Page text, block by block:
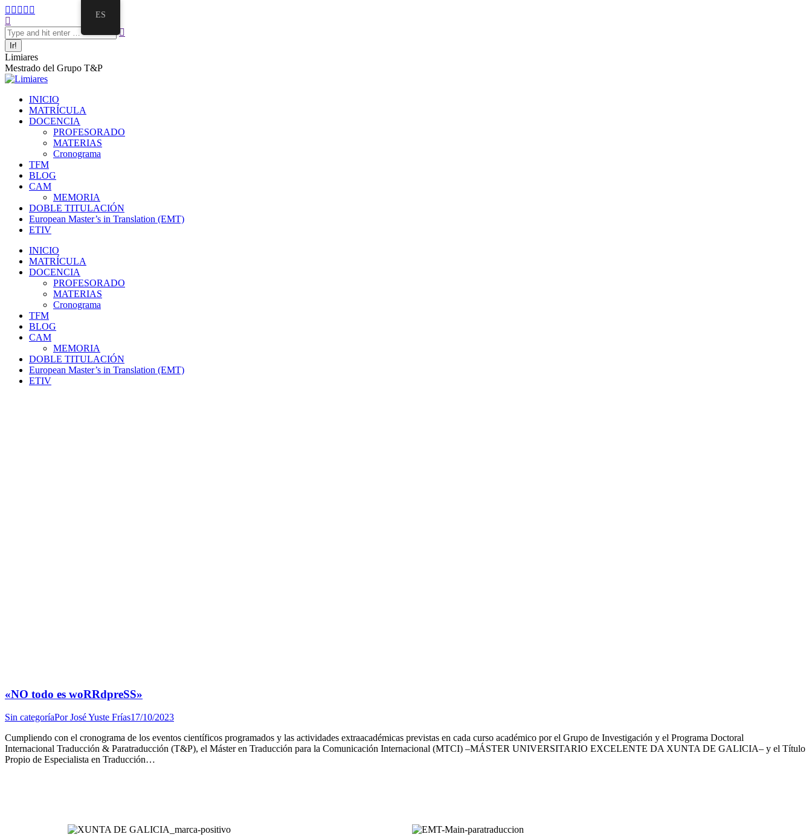
Limiares
Mestrado del Grupo T&P
INICIO
MATRÍCULA
DOCENCIA
PROFESORADO
MATERIAS
Cronograma
TFM
BLOG
CAM
MEMORIA
DOBLE TITULACIÓN
European Master’s in Translation (EMT)
ETIV
INICIO
MATRÍCULA
DOCENCIA
PROFESORADO
MATERIAS
Cronograma
TFM
BLOG
CAM
MEMORIA
DOBLE TITULACIÓN
European Master’s in Translation (EMT)
ETIV
«NO todo es woRRdpreSS»
Sin categoríaPorJosé Yuste Frías17/10/2023
Cumpliendo con el cronograma de los eventos científicos programados y las actividades extraacadémicas previstas en cada curso académico por el Grupo de Investigación y el Programa Doctoral
Internacional Traducción & Paratraducción (T&P), el Máster en Traducción para la Comunicación Internacional (MTCI) –MÁSTER UNIVERSITARIO EXCELENTE DA XUNTA DE GALICIA– y el Título
Propio de Especialista en Traducción…
ES